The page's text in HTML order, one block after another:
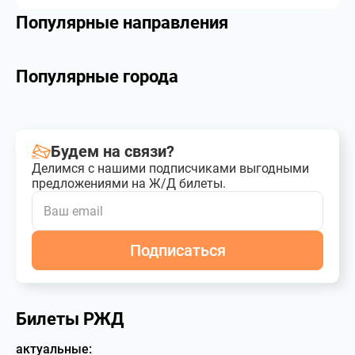
Популярные направления
Популярные города
Будем на связи?
Делимся с нашими подписчиками выгодными
предложениями на Ж/Д билеты.
Подписаться
Билеты РЖД
актуальные: